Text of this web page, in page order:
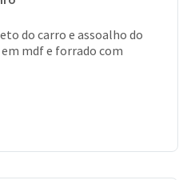
do carro e assoalho do
mdf e forrado com